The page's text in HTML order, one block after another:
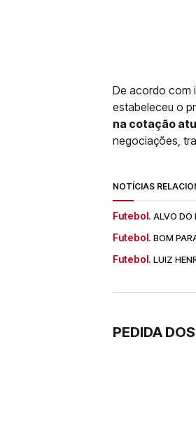
De acordo com
estabeleceu o
na cotação
negociações,
NOTÍCIAS
Futebol. ALVO DO
Futebol. BOM
Futebol. LUIZ
PEDIDA